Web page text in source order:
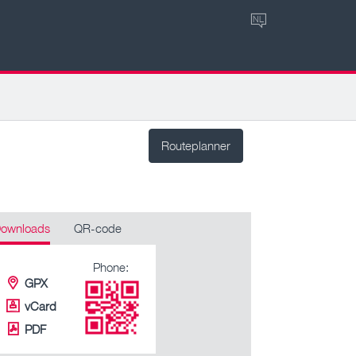
NL
Routeplanner
QR-code
GPX
vCard
PDF
Phone: